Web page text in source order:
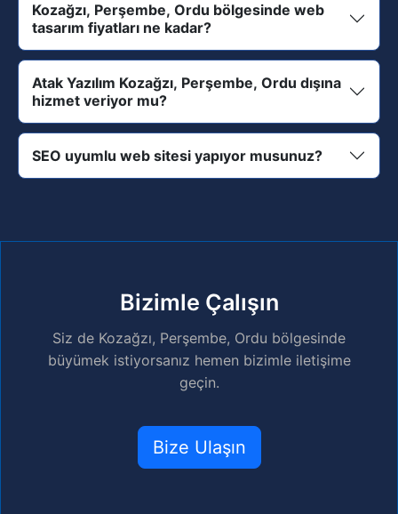
Kozağzı, Perşembe, Ordu bölgesinde web
tasarım fiyatları ne kadar?
Atak Yazılım Kozağzı, Perşembe, Ordu dışına
hizmet veriyor mu?
SEO uyumlu web sitesi yapıyor musunuz?
Bizimle Çalışın
Siz de Kozağzı, Perşembe, Ordu bölgesinde
büyümek istiyorsanız hemen bizimle iletişime
geçin.
Bize Ulaşın